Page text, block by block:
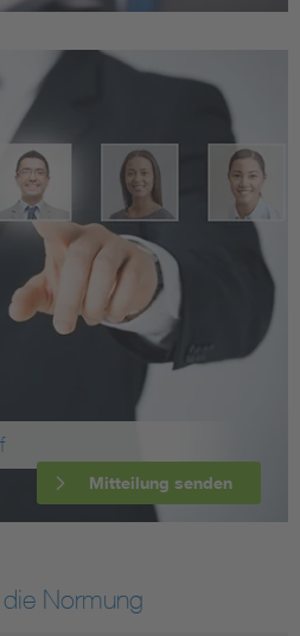
Mitteilung senden
Normung